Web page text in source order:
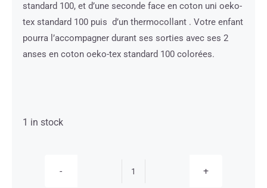
standard 100, et d’une seconde face en coton uni oeko-
tex standard 100 puis d’un thermocollant . Votre enfant
pourra l’accompagner durant ses sorties avec ses 2
anses en coton oeko-tex standard 100 colorées.
1 in stock